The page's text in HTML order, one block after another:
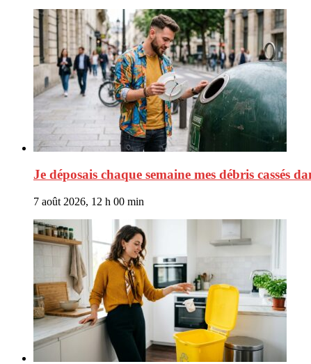
Je déposais chaque semaine mes débris cassés
7 août 2026, 12 h 00 min